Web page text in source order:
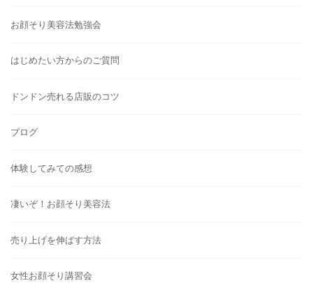
お顔そり美容法勉強会
はじめたい方からのご質問
ドンドン売れる店販のコツ
ブログ
体験してみての感想
凄いぞ！お顔そり美容法
売り上げを伸ばす方法
女性お顔そり講習会